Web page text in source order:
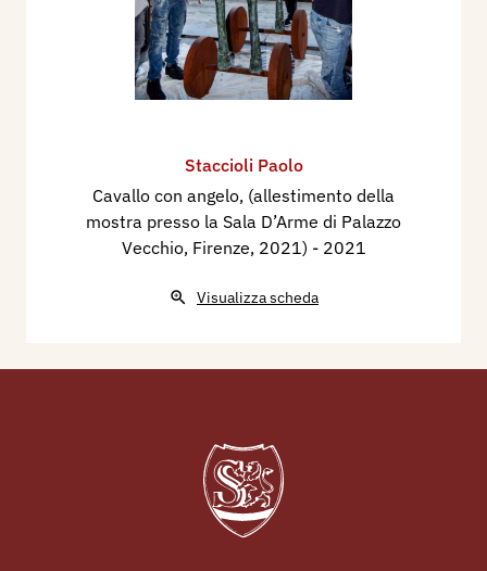
Staccioli Paolo
Cavallo con angelo, (allestimento della
mostra presso la Sala D’Arme di Palazzo
Vecchio, Firenze, 2021) - 2021
Visualizza scheda